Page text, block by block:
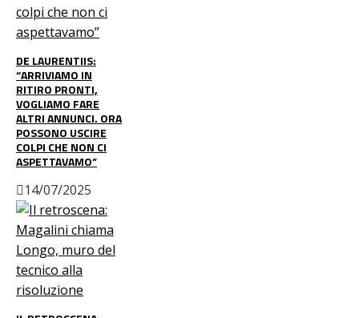
DE LAURENTIIS:
“ARRIVIAMO IN
RITIRO PRONTI,
VOGLIAMO FARE
ALTRI ANNUNCI. ORA
POSSONO USCIRE
COLPI CHE NON CI
ASPETTAVAMO”
14/07/2025